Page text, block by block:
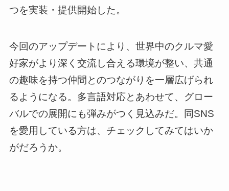
つを実装・提供開始した。
今回のアップデートにより、世界中のクルマ愛
好家がより深く交流し合える環境が整い、共通
の趣味を持つ仲間とのつながりを一層広げられ
るようになる。多言語対応とあわせて、グロー
バルでの展開にも弾みがつく見込みだ。同SNS
を愛用している方は、チェックしてみてはいか
がだろうか。